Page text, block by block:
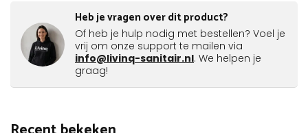
Heb je vragen over dit product?
Of heb je hulp nodig met bestellen? Voel je
vrij om onze support te mailen via
info@livinq-sanitair.nl. We helpen je
graag!